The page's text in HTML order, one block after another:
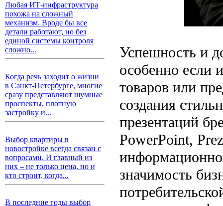
Любая ИТ-инфраструктура
похожа на сложный
механизм. Вроде бы все
детали работают, но без
единой системы контроля
сложно...
Когда речь заходит о жизни
в Санкт-Петербурге, многие
сразу представляют шумные
проспекты, плотную
застройку и...
Выбор квартиры в
новостройке всегда связан с
вопросами. И главный из
них – не только цена, но и
кто строит, когда...
В последние годы выбор
Успешность и
особенно если
товаров или
создания
презентаций
PowerPoint,
значимость